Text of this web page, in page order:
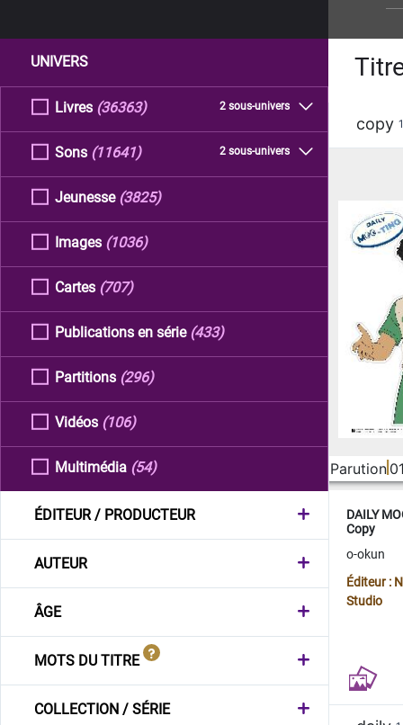
UNIVERS
Livres 2 sous-univers
(36363)
Sons 2 sous-univers
(11641)
Jeunesse (3825)
Images (1036)
Cartes (707)
Publications en série (433)
Partitions (296)
Vidéos (106)
Multimédia (54)
ÉDITEUR / PRODUCTEUR
AUTEUR
ÂGE
MOTS DU TITRE
COLLECTION / SÉRIE
copy
Parution
DAILY
Copy
o-okun
Éditeur :
Studio